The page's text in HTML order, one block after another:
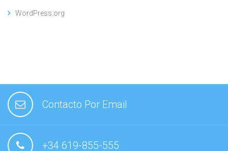
WordPress.org
Contacto Por Email
+34 619-855-555